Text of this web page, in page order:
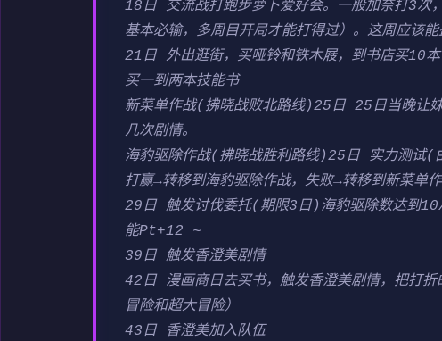
18日 交流战打跑步萝卜爱好会。一般加奈打3次
基本必输，多周目开局才能打得过）。这周应该
21日 外出逛街，买哑铃和铁木屐，到书店买10
买一到两本技能书
新菜单作战(拂晓战败北路线)25日 25日当晚让
几次剧情。
海豹驱除作战(拂晓战胜利路线)25日 实力测试(
打赢→转移到海豹驱除作战，失败→转移到新菜单
29日 触发讨伐委托(期限3日)海豹驱除数达到
能Pt+12 ~
39日 触发香澄美剧情
42日 漫画商日去买书，触发香澄美剧情，把打折
冒险和超大冒险）
43日 香澄美加入队伍